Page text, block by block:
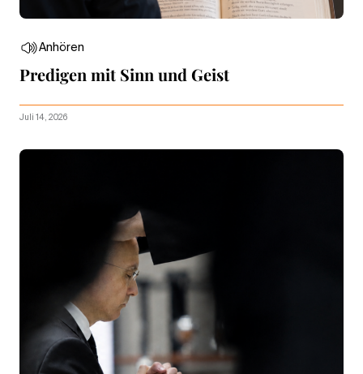
Anhören
Predigen mit Sinn und Geist
Juli 14, 2026